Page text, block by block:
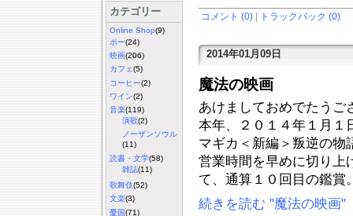
カテゴリー
Online Shop(9)
ポー(24)
映画(206)
カフェ(5)
コーヒー(2)
ワイン(2)
音楽(119)
演歌(2)
ノーザンソウル
(11)
読書・文学(58)
雑誌(11)
歌舞伎(52)
文楽(3)
憂国(71)
コメント (0) トラックバック (0)
2014年01月09日
魔法の映画
あけましておめでたうご
本年、２０１４年１月
マギカ＜新編＞叛逆の物
営業時間を早めに切り上
て、通算１０回目の鑑賞
続きを読む "魔法の映画"